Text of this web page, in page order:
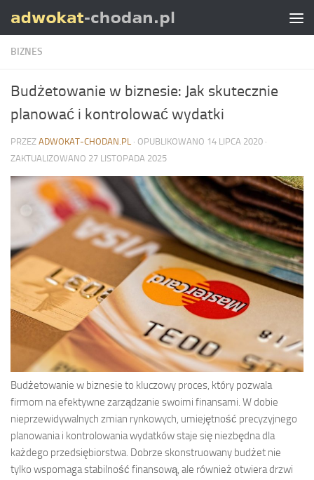
Skip to content
BIZNES
Budżetowanie w biznesie: Jak skutecznie
planować i kontrolować wydatki
PRZEZ ADWOKAT-CHODAN.PL · OPUBLIKOWANO 14 LIPCA 2020 ·
ZAKTUALIZOWANO 27 LISTOPADA 2025
Budżetowanie w biznesie to kluczowy proces, który pozwala
firmom na efektywne zarządzanie swoimi finansami. W dobie
nieprzewidywalnych zmian rynkowych, umiejętność precyzyjnego
planowania i kontrolowania wydatków staje się niezbędna dla
każdego przedsiębiorstwa. Dobrze skonstruowany budżet nie
tylko wspomaga stabilność finansową, ale również otwiera drzwi